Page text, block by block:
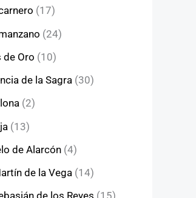
(17)
(24)
de Oro (10)
de la Sagra (30)
(2)
(13)
de Alarcón (4)
de la Vega (14)